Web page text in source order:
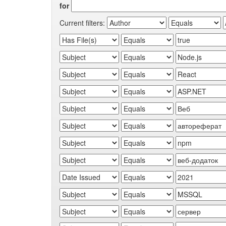
for
Current filters: